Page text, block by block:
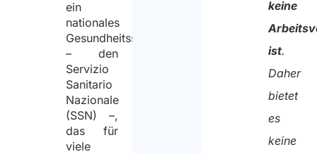
ein
nationales
Gesundheitssystem
– den
Servizio
Sanitario
Nazionale
(SSN) –,
das für
viele
keine
ist.
Daher
bietet
es
keine